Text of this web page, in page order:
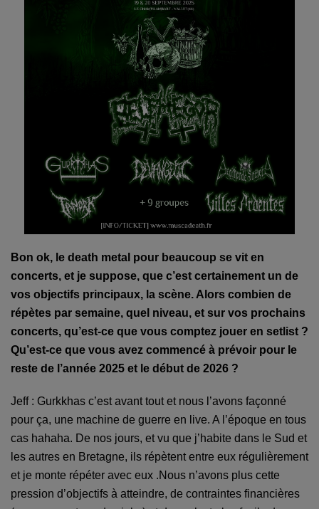
Bon ok, le death metal pour beaucoup se vit en
concerts, et je suppose, que c’est certainement un de
vos objectifs principaux, la scène. Alors combien de
répètes par semaine, quel niveau, et sur vos prochains
concerts, qu’est-ce que vous comptez jouer en setlist ?
Qu’est-ce que vous avez commencé à prévoir pour le
reste de l’année 2025 et le début de 2026 ?
Jeff : Gurkkhas c’est avant tout et nous l’avons façonné
pour ça, une machine de guerre en live. A l’époque en tous
cas hahaha. De nos jours, et vu que j’habite dans le Sud et
es autres en Bretagne, ils répètent entre eux régulièrement
et je monte répéter avec eux .Nous n’avons plus cette
pression d’objectifs à atteindre, de contraintes financières